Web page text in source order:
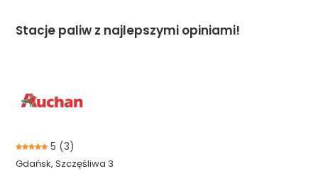
Stacje paliw z najlepszymi opiniami!
5 (3)
Gdańsk, Szczęśliwa 3